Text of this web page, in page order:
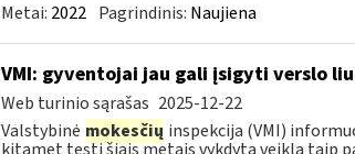
Metai: 2022 Pagrindinis: Naujiena
VMI: gyventojai jau gali įsigyti verslo
Web turinio sąrašas 2025-12-22
Valstybinė mokesčių inspekcija (VMI)